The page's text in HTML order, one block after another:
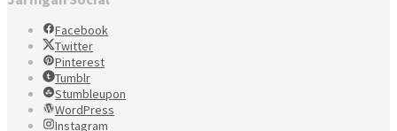
Facebook
Twitter
Pinterest
Tumblr
Stumbleupon
WordPress
Instagram